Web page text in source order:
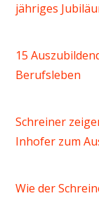
jähriges
15
Berufsleben
Schreiner
Inhofer zum
Wie der